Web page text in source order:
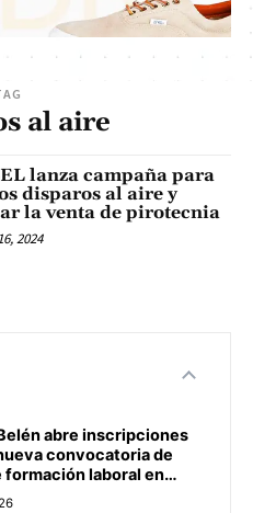
al aire
lanza campaña para
disparos al aire y
la venta de pirotecnia
2024
abre inscripciones
convocatoria de
formación laboral en